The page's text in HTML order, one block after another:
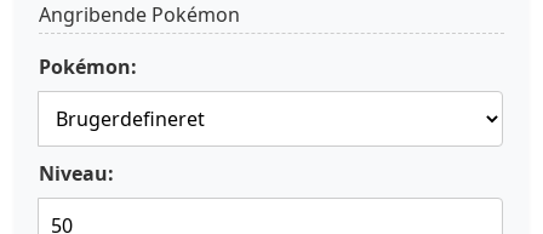
Angribende Pokémon
Pokémon:
Niveau: